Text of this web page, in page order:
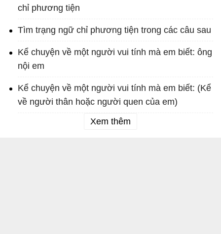
chỉ phương tiện
Tìm trạng ngữ chỉ phương tiện trong các câu sau
Kể chuyện về một người vui tính mà em biết: ông
nội em
Kể chuyện về một người vui tính mà em biết: (Kể
về người thân hoặc người quen của em)
Xem thêm